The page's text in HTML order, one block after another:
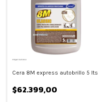
Cera 8M express autobrillo 5 lts
$62.399,00